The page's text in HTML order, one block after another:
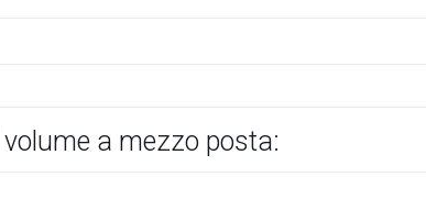
a mezzo posta: